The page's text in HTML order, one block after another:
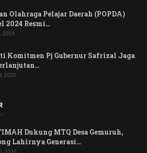
Olahraga Pelajar Daerah (POPDA)
2024 Resmi…
2024
Komitmen Pj Gubernur Safrizal Jaga
2023
Dukung MTQ Desa Gemuruh,
Lahirnya Generasi…